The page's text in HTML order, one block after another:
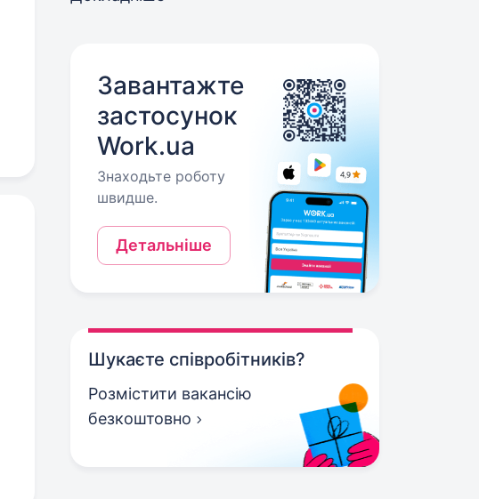
Завантажте
застосунок
Work.ua
Знаходьте роботу
швидше.
Детальніше
Шукаєте співробітників?
Розмістити вакансію
безкоштовно